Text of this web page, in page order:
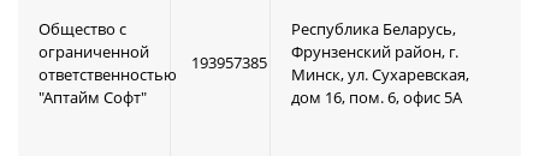
Общество с
ограниченной
ответственностью
"Аптайм Софт"
193957385
Республика Беларусь,
Фрунзенский район, г.
Минск, ул. Сухаревская,
дом 16, пом. 6, офис 5А